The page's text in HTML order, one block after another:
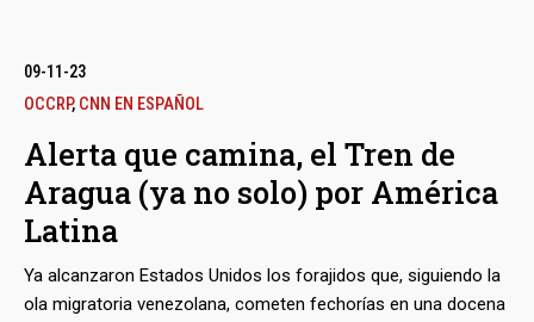
pescado que provendrían del Lago de Maracaibo, todas
exquisiteces apreciadas por los gourmets chinos. Esta
Guajira venezolana hasta la capital colombiana y revela quién
es el propietario de tan inusitado contrabando.
09-11-23
OCCRP, CNN EN ESPAÑOL
Alerta que camina, el Tren de
Aragua (ya no solo) por América
Latina
Ya alcanzaron Estados Unidos los forajidos que, siguiendo la
ola migratoria venezolana, cometen fechorías en una docena